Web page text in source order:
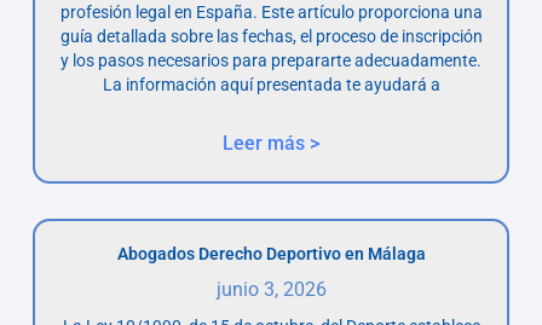
profesión legal en España. Este artículo proporciona una
guía detallada sobre las fechas, el proceso de inscripción
y los pasos necesarios para prepararte adecuadamente.
La información aquí presentada te ayudará a
Leer más >
Abogados Derecho Deportivo en Málaga
junio 3, 2026